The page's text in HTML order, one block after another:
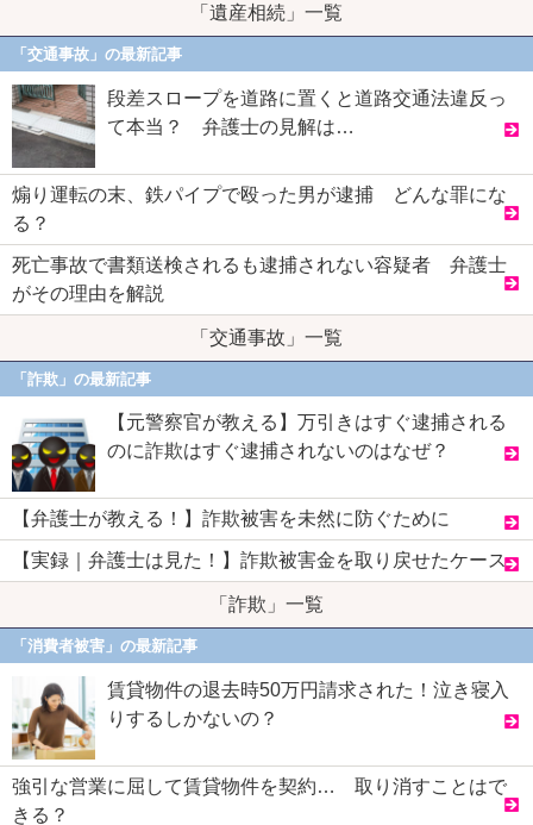
「遺産相続」一覧
「交通事故」の最新記事
段差スロープを道路に置くと道路交通法違反っ
て本当？ 弁護士の見解は…
煽り運転の末、鉄パイプで殴った男が逮捕 どんな罪にな
る？
死亡事故で書類送検されるも逮捕されない容疑者 弁護士
がその理由を解説
「交通事故」一覧
「詐欺」の最新記事
【元警察官が教える】万引きはすぐ逮捕される
のに詐欺はすぐ逮捕されないのはなぜ？
【弁護士が教える！】詐欺被害を未然に防ぐために
【実録｜弁護士は見た！】詐欺被害金を取り戻せたケース
「詐欺」一覧
「消費者被害」の最新記事
賃貸物件の退去時50万円請求された！泣き寝入
りするしかないの？
強引な営業に屈して賃貸物件を契約… 取り消すことはで
きる？